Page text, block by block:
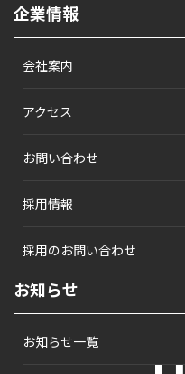
企業情報
会社案内
アクセス
お問い合わせ
採用情報
採用のお問い合わせ
お知らせ
お知らせ一覧